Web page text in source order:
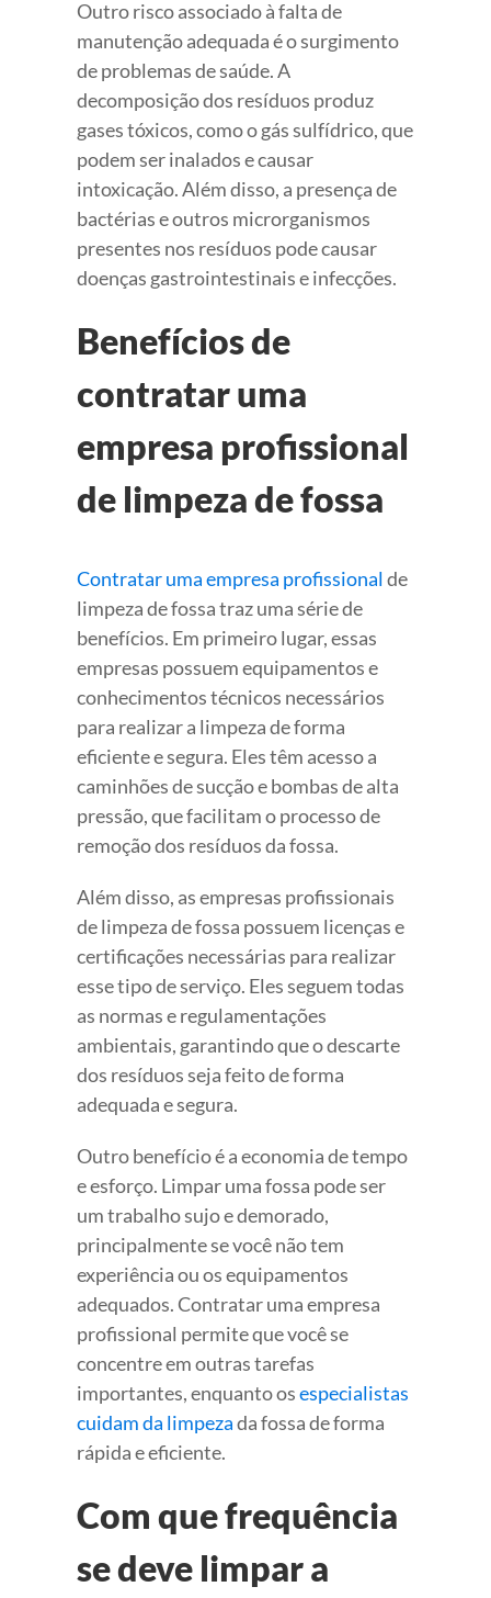
Outro risco associado à falta de
manutenção adequada é o surgimento
de problemas de saúde. A
decomposição dos resíduos produz
gases tóxicos, como o gás sulfídrico, que
podem ser inalados e causar
intoxicação. Além disso, a presença de
bactérias e outros microrganismos
presentes nos resíduos pode causar
doenças gastrointestinais e infecções.
Benefícios de
contratar uma
empresa profissional
de limpeza de fossa
Contratar uma empresa profissionalde
limpeza de fossa traz uma série de
benefícios. Em primeiro lugar, essas
empresas possuem equipamentos e
conhecimentos técnicos necessários
para realizar a limpeza de forma
eficiente e segura. Eles têm acesso a
caminhões de sucção e bombas de alta
pressão, que facilitam o processo de
remoção dos resíduos da fossa.
Além disso, as empresas profissionais
de limpeza de fossa possuem licenças e
certificações necessárias para realizar
esse tipo de serviço. Eles seguem todas
as normas e regulamentações
ambientais, garantindo que o descarte
dos resíduos seja feito de forma
adequada e segura.
Outro benefício é a economia de tempo
e esforço. Limpar uma fossa pode ser
um trabalho sujo e demorado,
principalmente se você não tem
experiência ou os equipamentos
adequados. Contratar uma empresa
profissional permite que você se
concentre em outras tarefas
importantes, enquanto osespecialistas
cuidam da limpezada fossa de forma
rápida e eficiente.
Com que frequência
se deve limpar a